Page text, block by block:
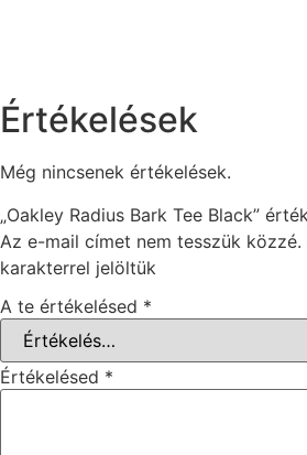
Értékelések
Még nincsenek értékelések.
„Oakley Radius Bark Tee Black”
Az e-mail címet nem tesszük közzé.
karakterrel jelöltük
A te értékelésed *
Értékelésed *